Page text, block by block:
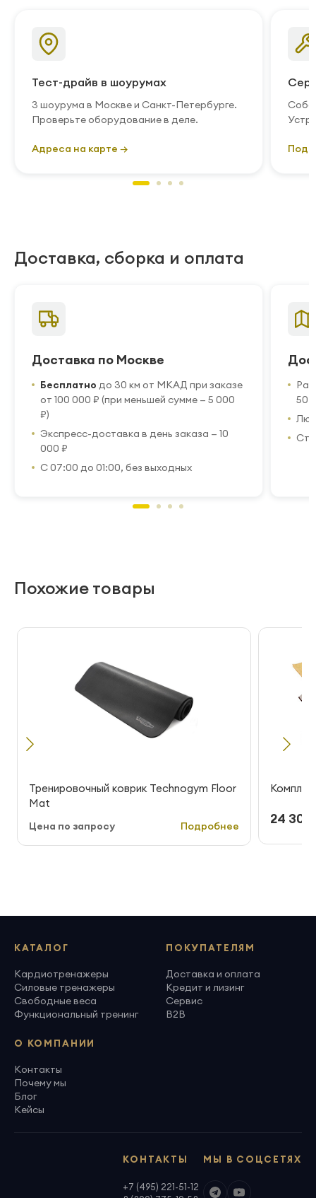
Тест-драйв в шоурумах
3 шоурума в Москве и Санкт-Петербурге.
Проверьте оборудование в деле.
Адреса на карте →
Доставка, сборка и оплата
Доставка по Москве
Бесплатно до 30 км от МКАД при заказе
от 100 000 ₽ (при меньшей сумме — 5 000
₽)
Экспресс-доставка в день заказа — 10
000 ₽
С 07:00 до 01:00, без выходных
50
Похожие товары
Тренировочный коврик Technogym Floor
Mat
Цена по запросу Подробнее 24 300
КАТАЛОГ
Кардиотренажеры
Силовые тренажеры
Свободные веса
Функциональный тренинг
ПОКУПАТЕЛЯМ
Доставка и оплата
Кредит и лизинг
Сервис
B2B
О КОМПАНИИ
Контакты
Почему мы
Блог
Кейсы
МЫ В СОЦСЕТЯХ
КОНТАКТЫ
+7 (495) 221-51-12